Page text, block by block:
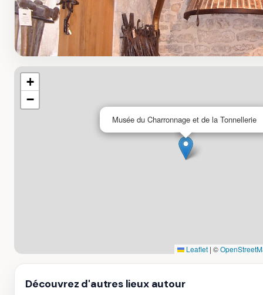
Musée du Charronnage et de la Tonnellerie
+
−
Leaflet | ©
Découvrez d'autres lieux autour